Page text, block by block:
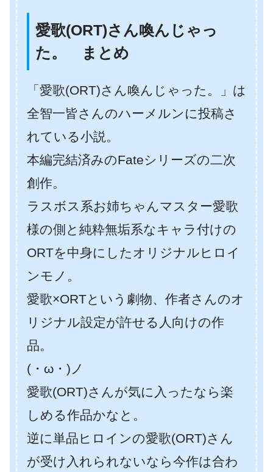
愛歌(ORT)さん喚んじゃっ
た。 まとめ
「愛歌(ORT)さん喚んじゃった。」は
全智一皆さんのハーメルンに投稿さ
れている小説。
本編完結済みのFateシリーズの二次
創作。
ラスボス系お姉ちゃんマスター愛歌
様の側と純粋無垢系なキャラ付けの
ORTを中身にしたオリジナルヒロイ
ンモノ。
愛歌×ORTという劇物、作者さんのオ
リジナル設定が許せる人向けの作
品。
(・ω・)ノ
愛歌(ORT)さんが気に入ったなら楽
しめる作品かなと。
逆に単品ヒロインの愛歌(ORT)さん
が受け入れられないなら今作は合わ